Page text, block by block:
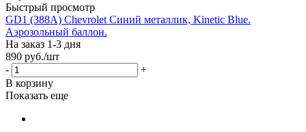
Быстрый просмотр
GD1 (388A) Chevrolet Синий металлик, Kinetic Blue.
Аэрозольный баллон.
На заказ 1-3 дня
890 руб./шт
-
+
В корзину
Показать еще